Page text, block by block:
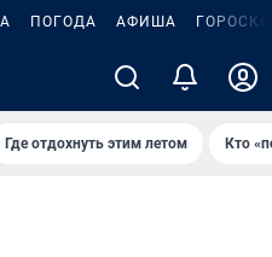
ПОГОДА АФИША
Где отдохнуть этим летом Кто